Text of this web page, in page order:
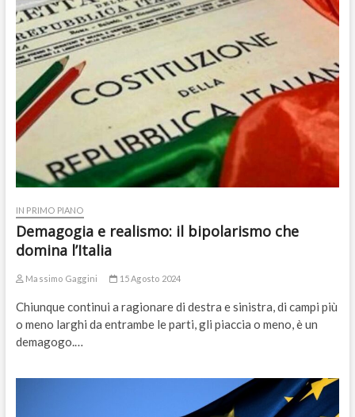
IN PRIMO PIANO
Demagogia e realismo: il bipolarismo che
domina l’Italia
Massimo Gaggini 15 Agosto 2024
Chiunque continui a ragionare di destra e sinistra, di campi più
o meno larghi da entrambe le parti, gli piaccia o meno, è un
demagogo.…